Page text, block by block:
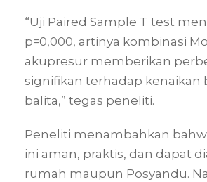
“Uji Paired Sample T test
p=0,000, artinya kombinasi
akupresur memberikan
signifikan terhadap kenaikan
balita,” tegas peneliti.
Peneliti menambahkan
ini aman, praktis, dan dapat
rumah maupun Posyandu.